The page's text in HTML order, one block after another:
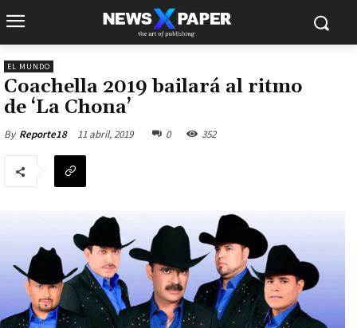
EL MUNDO
Coachella 2019 bailará al ritmo
de ‘La Chona’
By Reporte18 11 abril, 2019 0 352